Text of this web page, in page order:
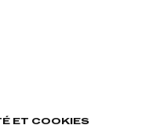
ET COOKIES